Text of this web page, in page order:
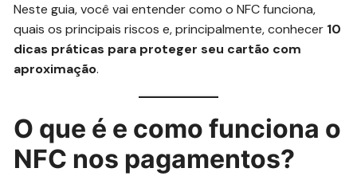
Neste guia, você vai entender como o NFC funciona,
quais os principais riscos e, principalmente, conhecer 10
dicas práticas para proteger seu cartão com
aproximação.
O que é e como funciona o
NFC nos pagamentos?